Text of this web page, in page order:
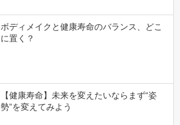
ボディメイクと健康寿命のバランス、どこ
に置く？
【健康寿命】未来を変えたいならまず“姿
勢”を変えてみよう